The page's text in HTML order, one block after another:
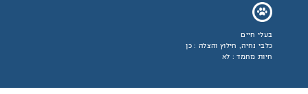
בעלי חיים
כלבי נחיה, חילוץ והצלה : כן
חיות מחמד : לא